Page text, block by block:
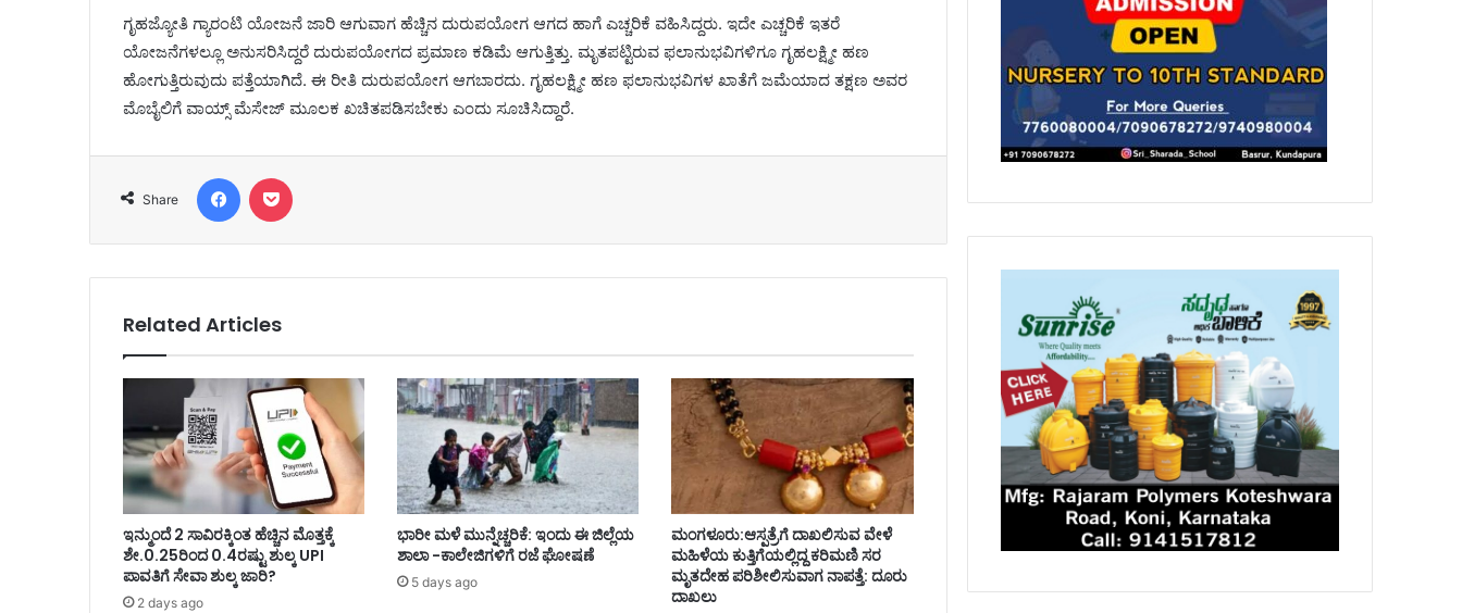
ಗೃಹಜ್ಯೋತಿ ಗ್ಯಾರಂಟಿ ಯೋಜನೆ ಜಾರಿ ಆಗುವಾಗ ಹೆಚ್ಚಿನ ದುರುಪಯೋಗ ಆಗದ ಹಾಗೆ ಎಚ್ಚರಿಕೆ ವಹಿಸಿದ್ದರು. ಇದೇ ಎಚ್ಚರಿಕೆ ಇತರೆ
ಯೋಜನೆಗಳಲ್ಲೂ ಅನುಸರಿಸಿದ್ದರೆ ದುರುಪಯೋಗದ ಪ್ರಮಾಣ ಕಡಿಮೆ ಆಗುತ್ತಿತ್ತು. ಮೃತಪಟ್ಟಿರುವ ಫಲಾನುಭವಿಗಳಿಗೂ ಗೃಹಲಕ್ಷ್ಮೀ ಹಣ
ಹೋಗುತ್ತಿರುವುದು ಪತ್ತೆಯಾಗಿದೆ. ಈ ರೀತಿ ದುರುಪಯೋಗ ಆಗಬಾರದು. ಗೃಹಲಕ್ಷ್ಮೀ ಹಣ ಫಲಾನುಭವಿಗಳ ಖಾತೆಗೆ ಜಮೆಯಾದ ತಕ್ಷಣ ಅವರ
ಮೊಬೈಲಿಗೆ ವಾಯ್ಸ್ ಮೆಸೇಜ್ ಮೂಲಕ ಖಚಿತಪಡಿಸಬೇಕು ಎಂದು ಸೂಚಿಸಿದ್ದಾರೆ.
Share
Facebook
Related Articles
ಇನ್ಮುಂದೆ 2 ಸಾವಿರಕ್ಕಿಂತ ಹೆಚ್ಚಿನ ಮೊತ್ತಕ್ಕೆ
ಶೇ.0.25ರಿಂದ 0.4ರಷ್ಟು ಶುಲ್ಕ UPI
ಪಾವತಿಗೆ ಸೇವಾ ಶುಲ್ಕ ಜಾರಿ?
2 days ago
ಭಾರೀ ಮಳೆ ಮುನ್ನೆಚ್ಚರಿಕೆ: ಇಂದು ಈ ಜಿಲ್ಲೆಯ
ಶಾಲಾ -ಕಾಲೇಜಿಗಳಿಗೆ ರಜೆ ಘೋಷಣೆ
5 days ago
ಮಂಗಳೂರು:ಆಸ್ಪತ್ರೆಗೆ ದಾಖಲಿಸುವ ವೇಳೆ
ಮಹಿಳೆಯ ಕುತ್ತಿಗೆಯಲ್ಲಿದ್ದ ಕರಿಮಣಿ ಸರ
ಮೃತದೇಹ ಪರಿಶೀಲಿಸುವಾಗ ನಾಪತ್ತೆ: ದೂರು
ದಾಖಲು